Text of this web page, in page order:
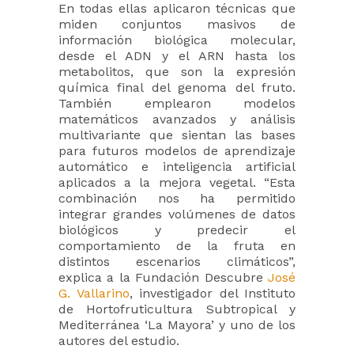
En todas ellas aplicaron técnicas que
miden conjuntos masivos de
información biológica molecular,
desde el ADN y el ARN hasta los
metabolitos, que son la expresión
química final del genoma del fruto.
También emplearon modelos
matemáticos avanzados y análisis
multivariante que sientan las bases
para futuros modelos de aprendizaje
automático e inteligencia artificial
aplicados a la mejora vegetal. “Esta
combinación nos ha permitido
integrar grandes volúmenes de datos
biológicos y predecir el
comportamiento de la fruta en
distintos escenarios climáticos”,
explica a la Fundación Descubre José
G. Vallarino, investigador del Instituto
de Hortofruticultura Subtropical y
Mediterránea ‘La Mayora’ y uno de los
autores del estudio.